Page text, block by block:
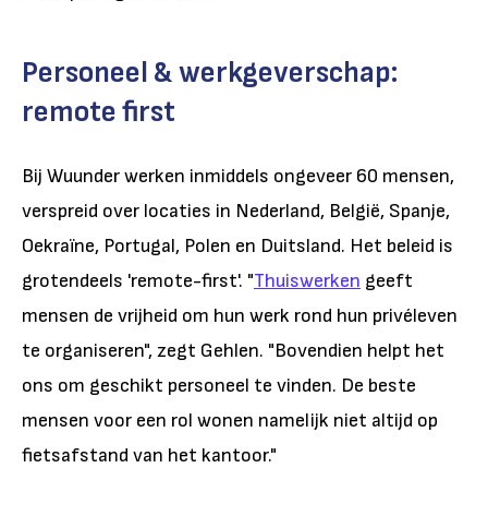
Personeel & werkgeverschap:
remote first
Bij Wuunder werken inmiddels ongeveer 60 mensen,
verspreid over locaties in Nederland, België, Spanje,
Oekraïne, Portugal, Polen en Duitsland. Het beleid is
grotendeels 'remote-first'. "Thuiswerken geeft
mensen de vrijheid om hun werk rond hun privéleven
te organiseren", zegt Gehlen. "Bovendien helpt het
ons om geschikt personeel te vinden. De beste
mensen voor een rol wonen namelijk niet altijd op
fietsafstand van het kantoor."